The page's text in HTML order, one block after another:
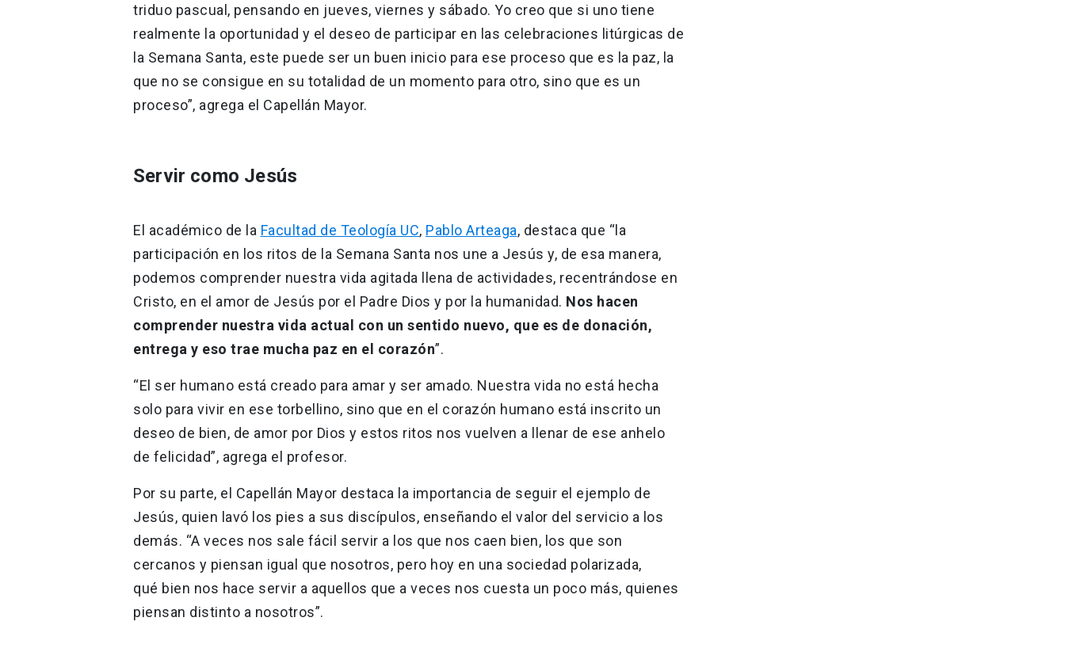
triduo pascual, pensando en jueves, viernes y sábado. Yo creo que si uno tiene
realmente la oportunidad y el deseo de participar en las celebraciones litúrgicas de
la Semana Santa, este puede ser un buen inicio para ese proceso que es la paz, la
que no se consigue en su totalidad de un momento para otro, sino que es un
proceso”, agrega el Capellán Mayor.
Servir como Jesús
El académico de la Facultad de Teología UC, Pablo Arteaga, destaca que “la
participación en los ritos de la Semana Santa nos une a Jesús y, de esa manera,
podemos comprender nuestra vida agitada llena de actividades, recentrándose en
Cristo, en el amor de Jesús por el Padre Dios y por la humanidad. Nos hacen
comprender nuestra vida actual con un sentido nuevo, que es de donación,
entrega y eso trae mucha paz en el corazón”.
“El ser humano está creado para amar y ser amado. Nuestra vida no está hecha
solo para vivir en ese torbellino, sino que en el corazón humano está inscrito un
deseo de bien, de amor por Dios y estos ritos nos vuelven a llenar de ese anhelo
de felicidad”, agrega el profesor.
Por su parte, el Capellán Mayor destaca la importancia de seguir el ejemplo de
Jesús, quien lavó los pies a sus discípulos, enseñando el valor del servicio a los
demás. “A veces nos sale fácil servir a los que nos caen bien, los que son
cercanos y piensan igual que nosotros, pero hoy en una sociedad polarizada,
qué bien nos hace servir a aquellos que a veces nos cuesta un poco más, quienes
piensan distinto a nosotros”.